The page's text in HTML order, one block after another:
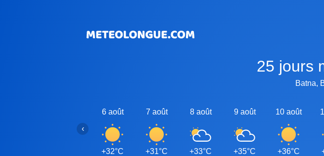
25 jours
Batna,
6 août
+32°C
7 août
+31°C
8 août
+33°C
9 août
+35°C
10 août
+36°C
‹